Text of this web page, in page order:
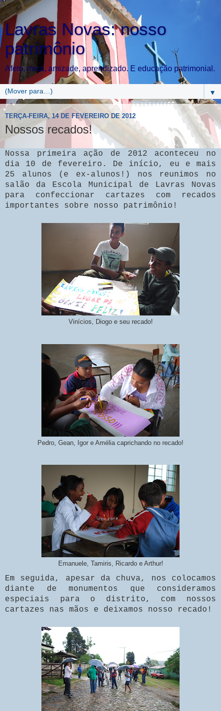
Lavras Novas: nosso
patrimônio
Afeto, troca, amizade, aprendizado. E educação patrimonial.
▼
TERÇA-FEIRA, 14 DE FEVEREIRO DE 2012
Nossos recados!
Nossa primeira ação de 2012 aconteceu no
dia 10 de fevereiro. De início, eu e mais
25 alunos (e ex-alunos!) nos reunimos no
salão da Escola Municipal de Lavras Novas
para confeccionar cartazes com recados
importantes sobre nosso patrimônio!
Vinícios, Diogo e seu recado!
Pedro, Gean, Igor e Amélia caprichando no recado!
Emanuele, Tamiris, Ricardo e Arthur!
Em seguida, apesar da chuva, nos colocamos
diante de monumentos que consideramos
especiais para o distrito, com nossos
cartazes nas mãos e deixamos nosso recado!